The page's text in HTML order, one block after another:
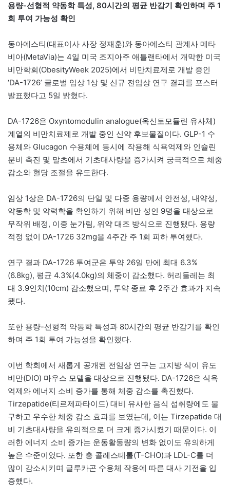
용량-선형적 약동학 특성, 80시간의 평균 반감기 확인하며 주 1
회 투여 가능성 확인
동아에스티(대표이사 사장 정재훈)와 동아에스티 관계사 메타
비아(MetaVia)는 4일 미국 조지아주 애틀랜타에서 개막한 미국
비만학회(ObesityWeek 2025)에서 비만치료제로 개발 중인
‘DA-1726’ 글로벌 임상 1상 및 신규 전임상 연구 결과를 포스터
발표했다고 5일 밝혔다.
DA-1726은 Oxyntomodulin analogue(옥신토모듈린 유사체)
계열의 비만치료제로 개발 중인 신약 후보물질이다. GLP-1 수
용체와 Glucagon 수용체에 동시에 작용해 식욕억제와 인슐린
분비 촉진 및 말초에서 기초대사량을 증가시켜 궁극적으로 체중
감소와 혈당 조절을 유도한다.
임상 1상은 DA-1726의 단일 및 다중 용량에서 안전성, 내약성,
약동학 및 약력학을 확인하기 위해 비만 성인 9명을 대상으로
무작위 배정, 이중 눈가림, 위약 대조 방식으로 진행됐다. 용량
적정 없이 DA-1726 32mg을 4주간 주 1회 피하 투여했다.
연구 결과 DA-1726 투여군은 투약 26일 만에 최대 6.3%
(6.8kg), 평균 4.3%(4.0kg)의 체중이 감소했다. 허리둘레는 최
대 3.9인치(10cm) 감소했으며, 투약 종료 후 2주간 효과가 지속
됐다.
또한 용량-선형적 약동학 특성과 80시간의 평균 반감기를 확인
하며 주 1회 투여 가능성을 확인했다.
이번 학회에서 새롭게 공개된 전임상 연구는 고지방 식이 유도
비만(DIO) 마우스 모델을 대상으로 진행됐다. DA-1726은 식욕
억제와 에너지 소비 증가를 통해 체중 감소를 촉진했다.
Tirzepatide(티르제파타이드) 대비 유사한 음식 섭취량에도 불
구하고 우수한 체중 감소 효과를 보였는데, 이는 Tirzepatide 대
비 기초대사량을 유의적으로 더 크게 증가시켰기 때문이다. 이
러한 에너지 소비 증가는 운동활동량의 변화 없이도 유의하게
높은 수준이었다. 또한 총 콜레스테롤(T-CHO)과 LDL-C를 더
많이 감소시키며 글루카곤 수용체 작용에 따른 대사 기전을 입
증했다.